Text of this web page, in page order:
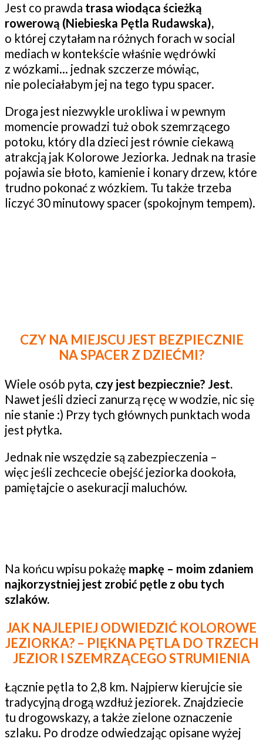
Jest co prawda trasa wiodąca ścieżką
rowerową (Niebieska Pętla Rudawska),
o której czytałam na różnych forach w social
mediach w kontekście właśnie wędrówki
z wózkami… jednak szczerze mówiąc,
nie poleciałabym jej na tego typu spacer.
Droga jest niezwykle urokliwa i w pewnym
momencie prowadzi tuż obok szemrzącego
potoku, który dla dzieci jest równie ciekawą
atrakcją jak Kolorowe Jeziorka. Jednak na trasie
pojawia sie błoto, kamienie i konary drzew, które
trudno pokonać z wózkiem. Tu także trzeba
liczyć 30 minutowy spacer (spokojnym tempem).
CZY NA MIEJSCU JEST BEZPIECZNIE
NA SPACER Z DZIEĆMI?
Wiele osób pyta, czy jest bezpiecznie? Jest.
Nawet jeśli dzieci zanurzą ręcę w wodzie, nic się
nie stanie :) Przy tych głównych punktach woda
jest płytka.
Jednak nie wszędzie są zabezpieczenia –
więc jeśli zechcecie obejść jeziorka dookoła,
pamiętajcie o asekuracji maluchów.
Na końcu wpisu pokażę mapkę – moim zdaniem
najkorzystniej jest zrobić pętle z obu tych
szlaków.
JAK NAJLEPIEJ ODWIEDZIĆ KOLOROWE
JEZIORKA? – PIĘKNA PĘTLA DO TRZECH
JEZIOR I SZEMRZĄCEGO STRUMIENIA
Łącznie pętla to 2,8 km. Najpierw kierujcie sie
tradycyjną drogą wzdłuż jeziorek. Znajdziecie
tu drogowskazy, a także zielone oznaczenie
szlaku. Po drodze odwiedzając opisane wyżej